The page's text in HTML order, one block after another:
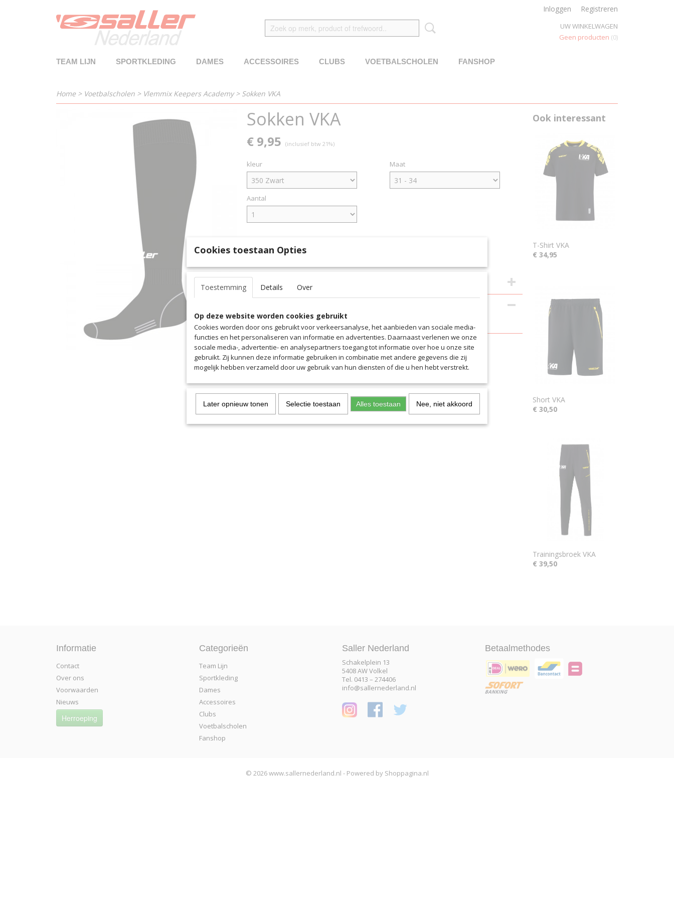
Inloggen Registreren
UW WINKELWAGEN
Geen producten (0)
TEAM LIJN SPORTKLEDING DAMES ACCESSOIRES CLUBS VOETBALSCHOLEN FANSHOP
Home> Voetbalscholen > Vlemmix Keepers Academy> Sokken VKA
Sokken VKA
€ 9,95 (inclusief btw 21%)
kleur Maat
Aantal
IN WINKELWAGEN
Specificaties
Productcode
5014VKA
Productcode leverancier
Hoogwaardige 1-kleurige voetbalsokken in de beste kwaliteit
Ook interessant
T-Shirt VKA
€ 34,95
Short VKA
€ 30,50
Trainingsbroek VKA
€ 39,50
Informatie
Contact
Over ons
Voorwaarden
Nieuws
Herroeping
Categorieën
Team Lijn
Sportkleding
Dames
Accessoires
Clubs
Voetbalscholen
Fanshop
Saller Nederland
Schakelplein 13
5408 AW Volkel
Tel. 0413 – 274406
info@sallernederland.nl
Betaalmethodes
© 2026 www.sallernederland.nl - Powered by Shoppagina.nl
Cookies toestaan Opties
Toestemming Details Over
Op deze website worden cookies gebruikt
Cookies worden door ons gebruikt voor verkeersanalyse, het aanbieden van sociale media-
functies en het personaliseren van informatie en advertenties. Daarnaast verlenen we onze
sociale media-, advertentie- en analysepartners toegang tot informatie over hoe u onze site
gebruikt. Zij kunnen deze informatie gebruiken in combinatie met andere gegevens die zij
mogelijk hebben verzameld door uw gebruik van hun diensten of die u hen hebt verstrekt.
Later opnieuw tonen Selectie toestaan Alles toestaan Nee, niet akkoord